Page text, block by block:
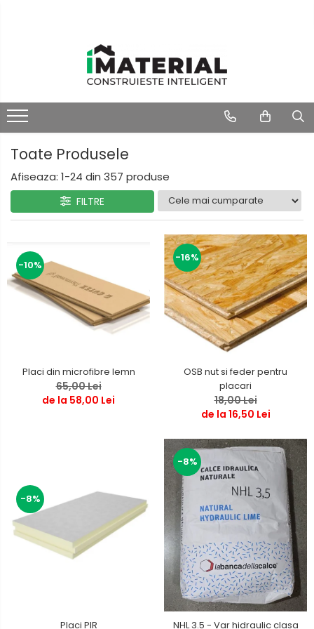
Toate Produsele
Afiseaza: 1-24 din 357 produse
FILTRE
-10%
Placi din microfibre lemn
65,00 Lei
de la 58,00 Lei
-16%
OSB nut si feder pentru
placari
18,00 Lei
de la 16,50 Lei
-8%
Placi PIR
-8%
NHL 3.5 - Var hidraulic clasa